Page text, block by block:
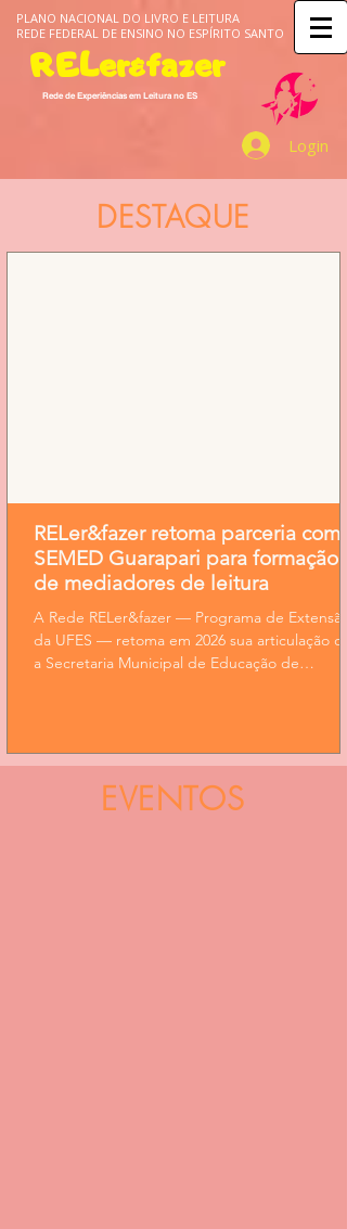
PLANO NACIONAL DO LIVRO E LEITURA
REDE FEDERAL DE ENSINO NO ESPÍRITO SANTO
RELer&fazer
Rede de Experiências em Leitura no ES
Login
DESTAQUE
RELer&fazer retoma parceria com a
SEMED Guarapari para formação
de mediadores de leitura
A Rede RELer&fazer — Programa de Extensão
da UFES — retoma em 2026 sua articulação
a Secretaria Municipal de Educação de
formação de leitores e leitoras e a capacitação
comunitários como mediadores de leitura —
EVENTOS